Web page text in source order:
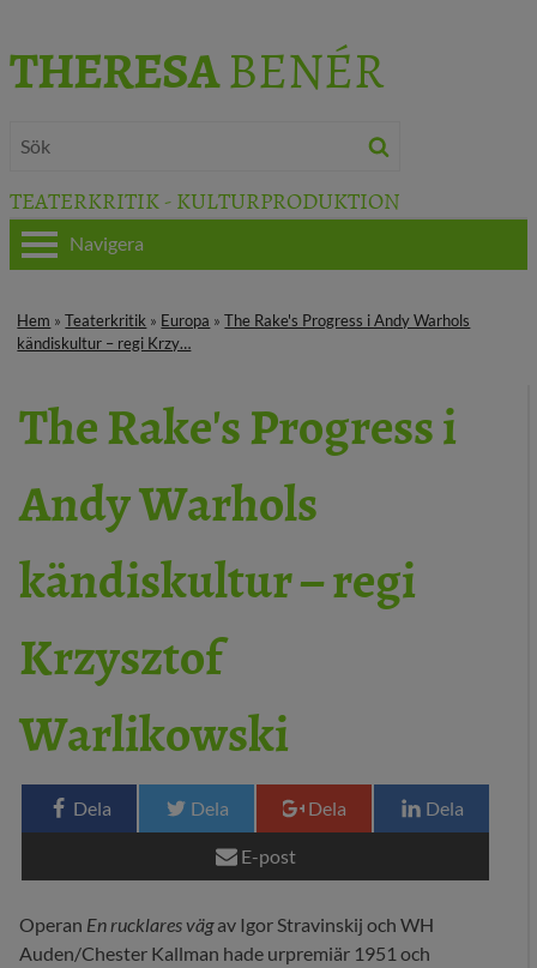
THERESABENÉR
TEATERKRITIK - KULTURPRODUKTION
OM THERESA
TEATERKRITIK
BÖCKER & FILM
29 MEDIA
KONTAKT
Navigera
Hem »Teaterkritik » Europa »The Rake's Progress i Andy Warhols
kändiskultur – regi Krzy…
The Rake's Progress i
Andy Warhols
kändiskultur – regi
Krzysztof
Warlikowski
Dela Dela Dela Dela
E-post
Operan En rucklares vägav Igor Stravinskij och WH
Auden/Chester Kallman hade urpremiär 1951 och